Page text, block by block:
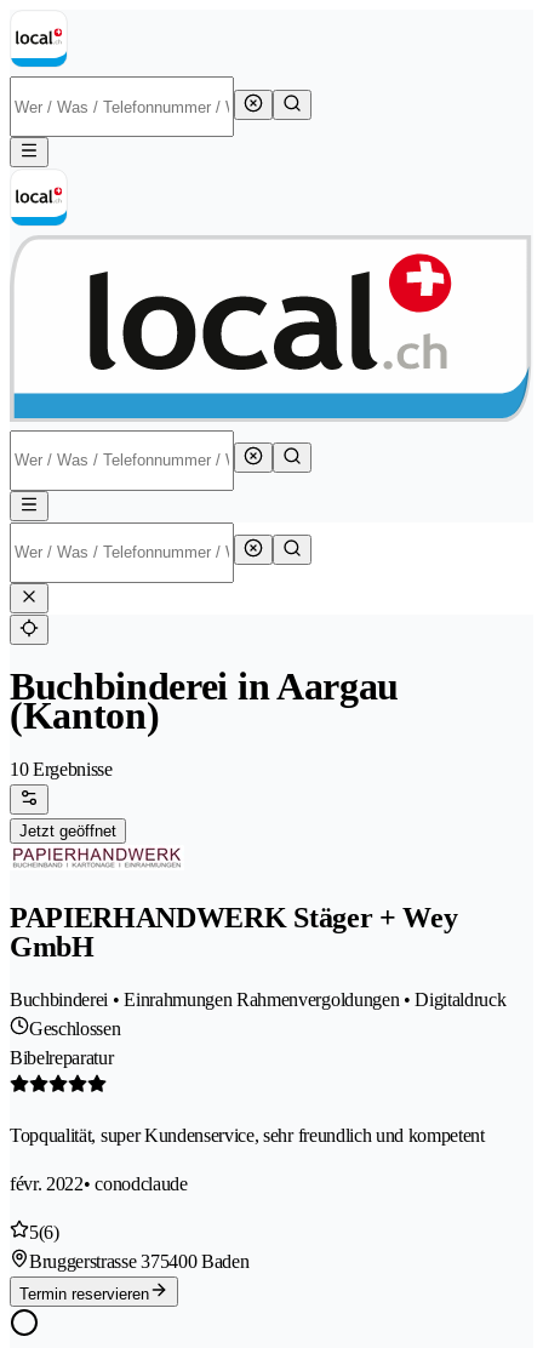
Buchbinderei in Aargau
(Kanton)
10 Ergebnisse
Jetzt geöffnet
PAPIERHANDWERK Stäger + Wey
GmbH
Buchbinderei • Einrahmungen Rahmenvergoldungen • Digitaldruck
Geschlossen
Bibelreparatur
Topqualität, super Kundenservice, sehr freundlich und kompetent
févr. 2022• conodclaude
5(6)
Bruggerstrasse 375400 Baden
Termin reservieren